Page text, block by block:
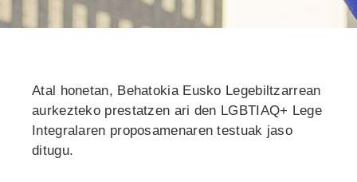
Atal honetan, Behatokia Eusko Legebiltzarrean
aurkezteko prestatzen ari den LGBTIAQ+ Lege
Integralaren proposamenaren testuak jaso
ditugu.